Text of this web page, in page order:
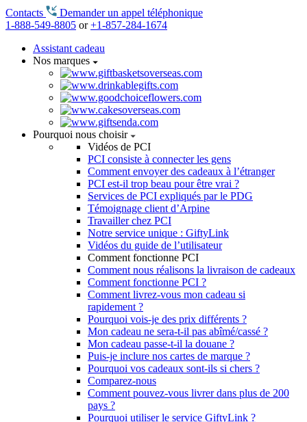
Contacts
Demander un appel téléphonique
1-888-549-8805 or+1-857-284-1674
Assistant cadeau
Nos marques
Pourquoi nous choisir
Vidéos de PCI
PCI consiste à connecter les gens
Comment envoyer des cadeaux à l’étranger
PCI est-il trop beau pour être vrai ?
Services de PCI expliqués par le PDG
Témoignage client d’Arpine
Travailler chez PCI
Notre service unique : GiftyLink
Vidéos du guide de l’utilisateur
Comment fonctionne PCI
Comment nous réalisons la livraison de cadeaux
Comment fonctionne PCI ?
Comment livrez-vous mon cadeau si
rapidement ?
Pourquoi vois-je des prix différents ?
Mon cadeau ne sera-t-il pas abîmé/cassé ?
Mon cadeau passe-t-il la douane ?
Puis-je inclure nos cartes de marque ?
Pourquoi vos cadeaux sont-ils si chers ?
Comparez-nous
Comment pouvez-vous livrer dans plus de 200
pays ?
Pourquoi utiliser le service GiftyLink ?